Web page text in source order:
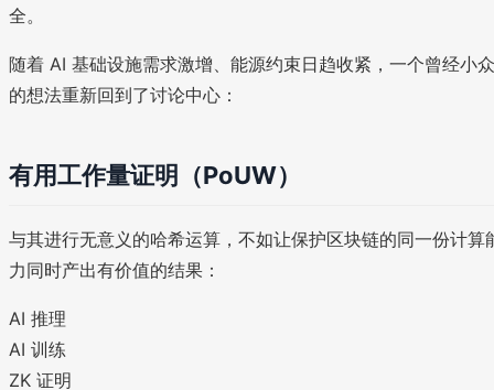
全。
随着 AI 基础设施需求激增、能源约束日趋收紧，一个曾经小众
的想法重新回到了讨论中心：
有用工作量证明（PoUW）
与其进行无意义的哈希运算，不如让保护区块链的同一份计算
力同时产出有价值的结果：
AI 推理
AI 训练
ZK 证明